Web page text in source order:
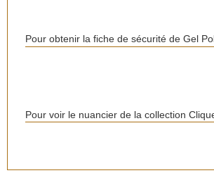
Pour obtenir la fiche de sécurité de Gel
Pour voir le nuancier de la collection